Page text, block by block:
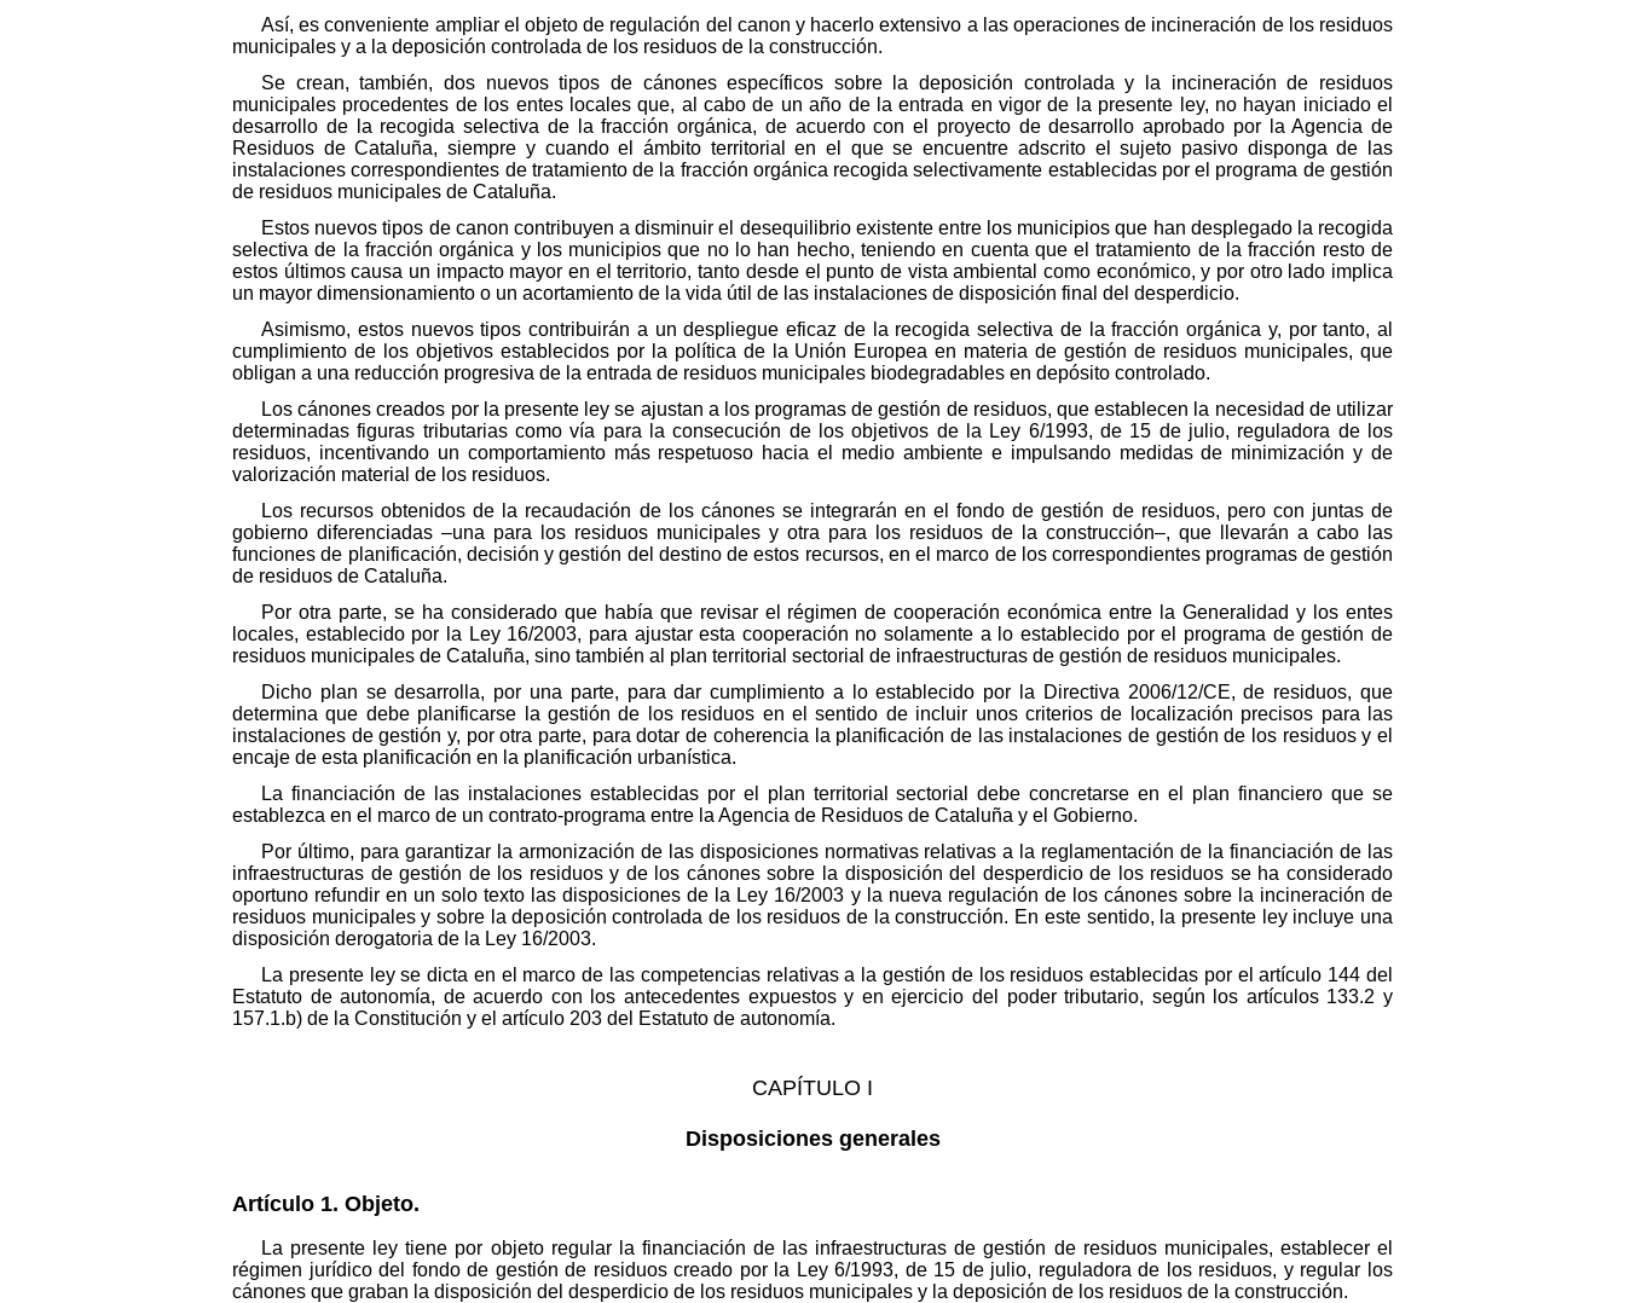
Así, es conveniente ampliar el objeto de regulación del canon y hacerlo extensivo a las operaciones de incineración de los residuos
municipales y a la deposición controlada de los residuos de la construcción.
Se crean, también, dos nuevos tipos de cánones específicos sobre la deposición controlada y la incineración de residuos
municipales procedentes de los entes locales que, al cabo de un año de la entrada en vigor de la presente ley, no hayan iniciado el
desarrollo de la recogida selectiva de la fracción orgánica, de acuerdo con el proyecto de desarrollo aprobado por la Agencia de
Residuos de Cataluña, siempre y cuando el ámbito territorial en el que se encuentre adscrito el sujeto pasivo disponga de las
instalaciones correspondientes de tratamiento de la fracción orgánica recogida selectivamente establecidas por el programa de gestión
de residuos municipales de Cataluña.
Estos nuevos tipos de canon contribuyen a disminuir el desequilibrio existente entre los municipios que han desplegado la recogida
selectiva de la fracción orgánica y los municipios que no lo han hecho, teniendo en cuenta que el tratamiento de la fracción resto de
estos últimos causa un impacto mayor en el territorio, tanto desde el punto de vista ambiental como económico, y por otro lado implica
un mayor dimensionamiento o un acortamiento de la vida útil de las instalaciones de disposición final del desperdicio.
Asimismo, estos nuevos tipos contribuirán a un despliegue eficaz de la recogida selectiva de la fracción orgánica y, por tanto, al
cumplimiento de los objetivos establecidos por la política de la Unión Europea en materia de gestión de residuos municipales, que
obligan a una reducción progresiva de la entrada de residuos municipales biodegradables en depósito controlado.
Los cánones creados por la presente ley se ajustan a los programas de gestión de residuos, que establecen la necesidad de utilizar
determinadas figuras tributarias como vía para la consecución de los objetivos de la Ley 6/1993, de 15 de julio, reguladora de los
residuos, incentivando un comportamiento más respetuoso hacia el medio ambiente e impulsando medidas de minimización y de
valorización material de los residuos.
Los recursos obtenidos de la recaudación de los cánones se integrarán en el fondo de gestión de residuos, pero con juntas de
gobierno diferenciadas –una para los residuos municipales y otra para los residuos de la construcción–, que llevarán a cabo las
funciones de planificación, decisión y gestión del destino de estos recursos, en el marco de los correspondientes programas de gestión
de residuos de Cataluña.
Por otra parte, se ha considerado que había que revisar el régimen de cooperación económica entre la Generalidad y los entes
locales, establecido por la Ley 16/2003, para ajustar esta cooperación no solamente a lo establecido por el programa de gestión de
residuos municipales de Cataluña, sino también al plan territorial sectorial de infraestructuras de gestión de residuos municipales.
Dicho plan se desarrolla, por una parte, para dar cumplimiento a lo establecido por la Directiva 2006/12/CE, de residuos, que
determina que debe planificarse la gestión de los residuos en el sentido de incluir unos criterios de localización precisos para las
instalaciones de gestión y, por otra parte, para dotar de coherencia la planificación de las instalaciones de gestión de los residuos y el
encaje de esta planificación en la planificación urbanística.
La financiación de las instalaciones establecidas por el plan territorial sectorial debe concretarse en el plan financiero que se
establezca en el marco de un contrato-programa entre la Agencia de Residuos de Cataluña y el Gobierno.
Por último, para garantizar la armonización de las disposiciones normativas relativas a la reglamentación de la financiación de las
infraestructuras de gestión de los residuos y de los cánones sobre la disposición del desperdicio de los residuos se ha considerado
oportuno refundir en un solo texto las disposiciones de la Ley 16/2003 y la nueva regulación de los cánones sobre la incineración de
residuos municipales y sobre la deposición controlada de los residuos de la construcción. En este sentido, la presente ley incluye una
disposición derogatoria de la Ley 16/2003.
La presente ley se dicta en el marco de las competencias relativas a la gestión de los residuos establecidas por el artículo 144 del
Estatuto de autonomía, de acuerdo con los antecedentes expuestos y en ejercicio del poder tributario, según los artículos 133.2 y
157.1.b) de la Constitución y el artículo 203 del Estatuto de autonomía.
CAPÍTULO I
Disposiciones generales
Artículo 1. Objeto.
La presente ley tiene por objeto regular la financiación de las infraestructuras de gestión de residuos municipales, establecer el
régimen jurídico del fondo de gestión de residuos creado por la Ley 6/1993, de 15 de julio, reguladora de los residuos, y regular los
cánones que graban la disposición del desperdicio de los residuos municipales y la deposición de los residuos de la construcción.